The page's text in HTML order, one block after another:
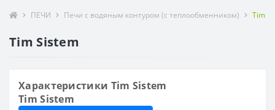
ПЕЧИ Печи с водяным контуром (с теплообменником) Tim
Tim Sistem
Характеристики Tim Sistem
Tim Sistem